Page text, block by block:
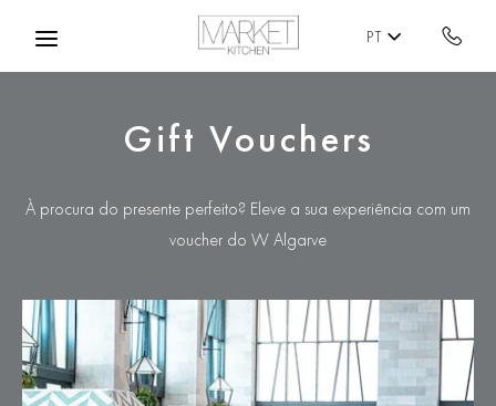
PT
Gift Vouchers
À procura do presente perfeito? Eleve a sua experiência com um
voucher do W Algarve